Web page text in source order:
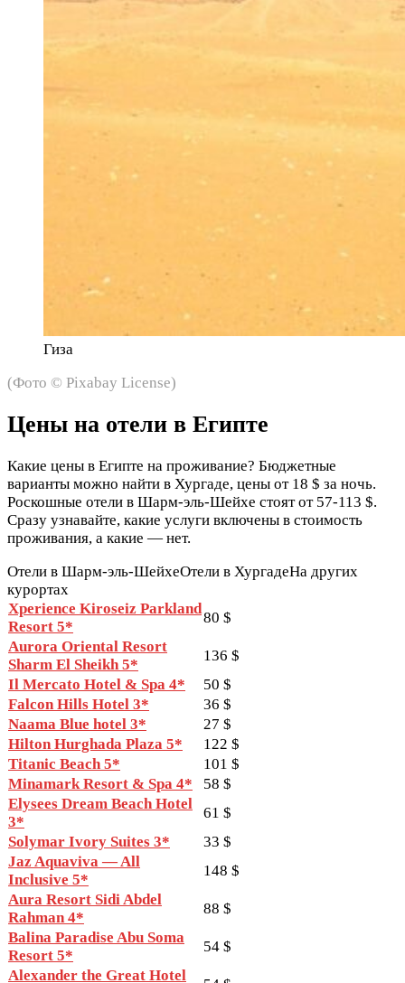
Гиза
(Фото © Pixabay License)
Цены на отели в Египте
Какие цены в Египте на проживание? Бюджетные
варианты можно найти в Хургаде, цены от 18 $ за ночь.
Роскошные отели в Шарм-эль-Шейхе стоят от 57-113 $.
Сразу узнавайте, какие услуги включены в стоимость
проживания, а какие — нет.
Отели в Шарм-эль-ШейхеОтели в ХургадеНа других
курортах
Xperience Kiroseiz Parkland
Resort 5*
80 $
Aurora Oriental Resort
Sharm El Sheikh 5*
136 $
Il Mercato Hotel & Spa 4*
50 $
Falcon Hills Hotel 3*
36 $
Naama Blue hotel 3*
27 $
Hilton Hurghada Plaza 5*
122 $
Titanic Beach 5*
101 $
Minamark Resort & Spa 4*
58 $
Elysees Dream Beach Hotel
3*
61 $
Solymar Ivory Suites 3*
33 $
Jaz Aquaviva — All
Inclusive 5*
148 $
Aura Resort Sidi Abdel
Rahman 4*
88 $
Balina Paradise Abu Soma
Resort 5*
54 $
Alexander the Great Hotel